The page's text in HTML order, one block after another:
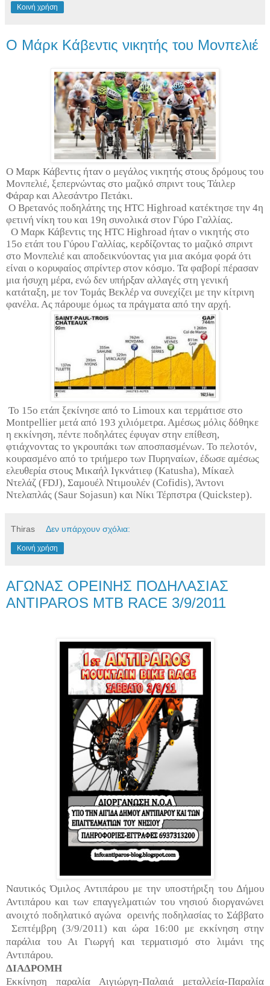
Κοινή χρήση
Ο Μάρκ Κάβεντις νικητής του Μονπελιέ
Ο Μαρκ Κάβεντις ήταν ο μεγάλος νικητής στους δρόμους του
Μονπελιέ, ξεπερνώντας στο μαζικό σπριντ τους Τάιλερ
Φάραρ και Αλεσάντρο Πετάκι.
Ο Βρετανός ποδηλάτης της HTC Highroad κατέκτησε την 4η
φετινή νίκη του και 19η συνολικά στον Γύρο Γαλλίας.
Ο Μαρκ Κάβεντις της HTC Highroad ήταν ο νικητής στο
15ο ετάπ του Γύρου Γαλλίας, κερδίζοντας το μαζικό σπριντ
στο Μονπελιέ και αποδεικνύοντας για μια ακόμα φορά ότι
είναι ο κορυφαίος σπρίντερ στον κόσμο. Τα φαβορί πέρασαν
μια ήσυχη μέρα, ενώ δεν υπήρξαν αλλαγές στη γενική
κατάταξη, με τον Τομάς Βεκλέρ να συνεχίζει με την κίτρινη
φανέλα. Ας πάρουμε όμως τα πράγματα από την αρχή.
Το 15ο ετάπ ξεκίνησε από το Limoux και τερμάτισε στο
Montpellier μετά από 193 χιλιόμετρα. Αμέσως μόλις δόθηκε
η εκκίνηση, πέντε ποδηλάτες έφυγαν στην επίθεση,
φτιάχνοντας το γκρουπάκι των αποσπασμένων. Το πελοτόν,
κουρασμένο από το τριήμερο των Πυρηναίων, έδωσε αμέσως
ελευθερία στους Μικαήλ Ιγκνάτιεφ (Katusha), Μίκαελ
Ντελάζ (FDJ), Σαμουέλ Ντιμουλέν (Cofidis), Άντονι
Ντελαπλάς (Saur Sojasun) και Νίκι Τέρπστρα (Quickstep).
Thiras Δεν υπάρχουν σχόλια:
Κοινή χρήση
ΑΓΩΝΑΣ ΟΡΕΙΝΗΣ ΠΟΔΗΛΑΣΙΑΣ
ANTIPAROS MTB RACE 3/9/2011
Ναυτικός Όμιλος Αντιπάρου με την υποστήριξη του Δήμου
Αντιπάρου και των επαγγελματιών του νησιού διοργανώνει
ανοιχτό ποδηλατικό αγώνα ορεινής ποδηλασίας το Σάββατο
Σεπτέμβρη (3/9/2011) και ώρα 16:00 με εκκίνηση στην
παράλια του Αι Γιωργή και τερματισμό στο λιμάνι της
Αντιπάρου.
ΔΙΑΔΡΟΜΗ
Εκκίνηση παραλία Αιγιώργη-Παλαιά μεταλλεία-Παραλία